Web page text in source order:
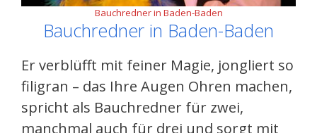
Bauchredner in Baden-Baden
Bauchredner in Baden-Baden
Er verblüfft mit feiner Magie, jongliert so
filigran – das Ihre Augen Ohren machen,
spricht als Bauchredner für zwei,
manchmal auch für drei und sorgt mit